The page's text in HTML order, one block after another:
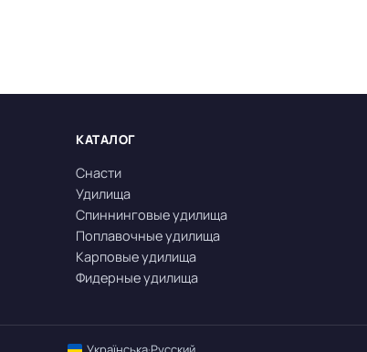
КАТАЛОГ
Снасти
Удилища
Спиннинговые удилища
Поплавочные удилища
Карповые удилища
Фидерные удилища